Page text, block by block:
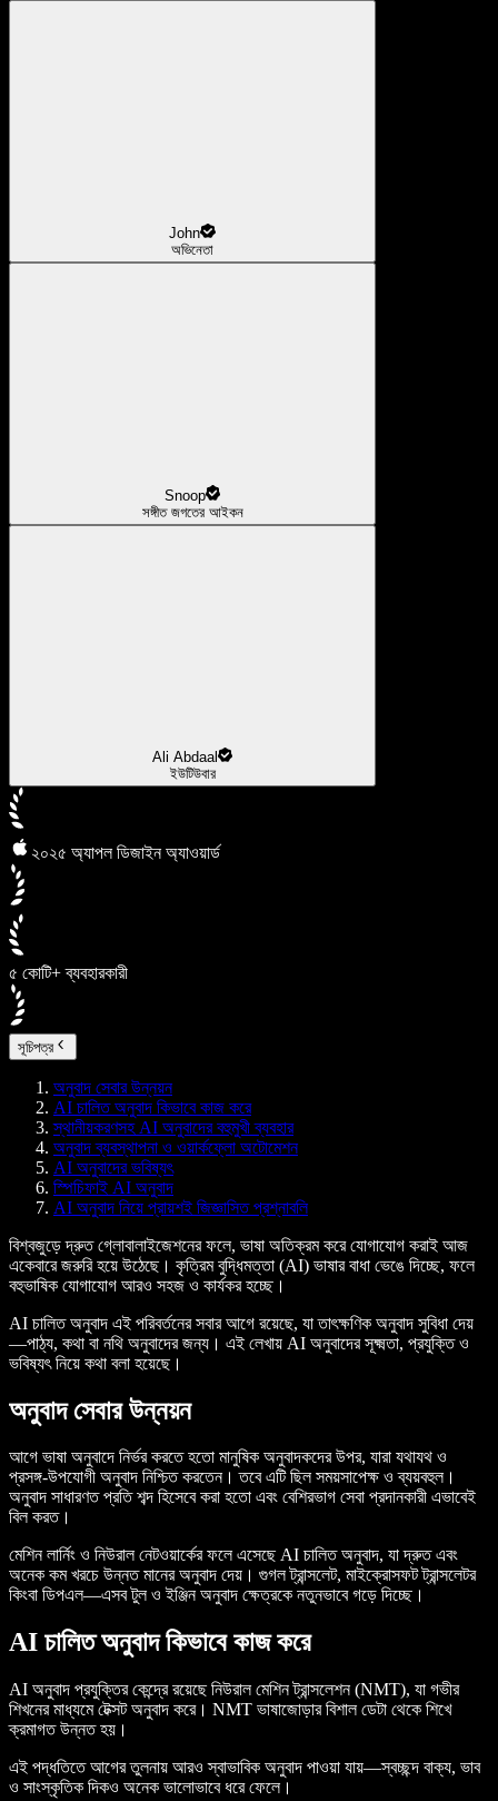
John
অভিনেতা
Snoop
সঙ্গীত জগতের আইকন
Ali Abdaal
ইউটিউবার
২০২৫ অ্যাপল ডিজাইন অ্যাওয়ার্ড
৫ কোটি+ ব্যবহারকারী
সূচিপত্র
অনুবাদ সেবার উন্নয়ন
AI চালিত অনুবাদ কিভাবে কাজ করে
স্থানীয়করণসহ AI অনুবাদের বহুমুখী ব্যবহার
অনুবাদ ব্যবস্থাপনা ও ওয়ার্কফ্লো অটোমেশন
AI অনুবাদের ভবিষ্যৎ
স্পিচিফাই AI অনুবাদ
AI অনুবাদ নিয়ে প্রায়শই জিজ্ঞাসিত প্রশ্নাবলি
বিশ্বজুড়ে দ্রুত গ্লোবালাইজেশনের ফলে, ভাষা অতিক্রম করে যোগাযোগ করাই আজ
একেবারে জরুরি হয়ে উঠেছে। কৃত্রিম বুদ্ধিমত্তা (AI) ভাষার বাধা ভেঙে দিচ্ছে, ফলে
বহুভাষিক যোগাযোগ আরও সহজ ও কার্যকর হচ্ছে।
AI চালিত অনুবাদ এই পরিবর্তনের সবার আগে রয়েছে, যা তাৎক্ষণিক অনুবাদ সুবিধা দেয়
—পাঠ্য, কথা বা নথি অনুবাদের জন্য। এই লেখায় AI অনুবাদের সূক্ষ্মতা, প্রযুক্তি ও
ভবিষ্যৎ নিয়ে কথা বলা হয়েছে।
অনুবাদ সেবার উন্নয়ন
আগে ভাষা অনুবাদে নির্ভর করতে হতো মানুষিক অনুবাদকদের উপর, যারা যথাযথ ও
প্রসঙ্গ-উপযোগী অনুবাদ নিশ্চিত করতেন। তবে এটি ছিল সময়সাপেক্ষ ও ব্যয়বহুল।
অনুবাদ সাধারণত প্রতি শব্দ হিসেবে করা হতো এবং বেশিরভাগ সেবা প্রদানকারী এভাবেই
বিল করত।
মেশিন লার্নিং ও নিউরাল নেটওয়ার্কের ফলে এসেছে AI চালিত অনুবাদ, যা দ্রুত এবং
অনেক কম খরচে উন্নত মানের অনুবাদ দেয়। গুগল ট্রান্সলেট, মাইক্রোসফট ট্রান্সলেটর
কিংবা ডিপএল—এসব টুল ও ইঞ্জিন অনুবাদ ক্ষেত্রকে নতুনভাবে গড়ে দিচ্ছে।
AI চালিত অনুবাদ কিভাবে কাজ করে
AI অনুবাদ প্রযুক্তির কেন্দ্রে রয়েছে নিউরাল মেশিন ট্রান্সলেশন (NMT), যা গভীর
শিখনের মাধ্যমে টেক্সট অনুবাদ করে। NMT ভাষাজোড়ার বিশাল ডেটা থেকে শিখে
ক্রমাগত উন্নত হয়।
এই পদ্ধতিতে আগের তুলনায় আরও স্বাভাবিক অনুবাদ পাওয়া যায়—স্বচ্ছন্দ বাক্য, ভাব
ও সাংস্কৃতিক দিকও অনেক ভালোভাবে ধরে ফেলে।